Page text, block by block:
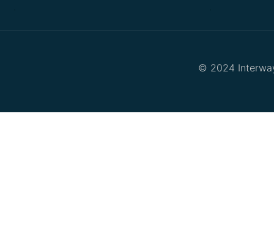
© 2024